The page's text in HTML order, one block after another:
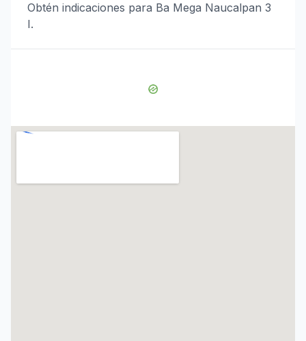
Obtén indicaciones para Ba Mega Naucalpan 3
I.